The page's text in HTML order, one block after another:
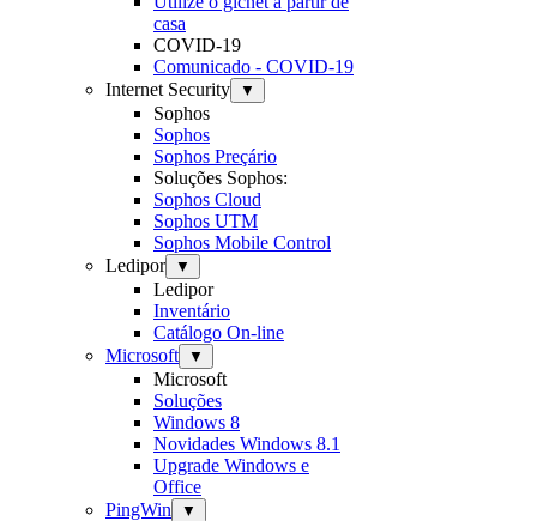
casa
COVID-19
Comunicado - COVID-19
Internet Security
▼
Sophos
Sophos
Sophos Preçário
Soluções Sophos:
Sophos Cloud
Sophos UTM
Sophos Mobile Control
Ledipor
▼
Ledipor
Inventário
Catálogo On-line
Microsoft
▼
Microsoft
Soluções
Windows 8
Novidades Windows 8.1
Upgrade Windows e
Office
PingWin
▼